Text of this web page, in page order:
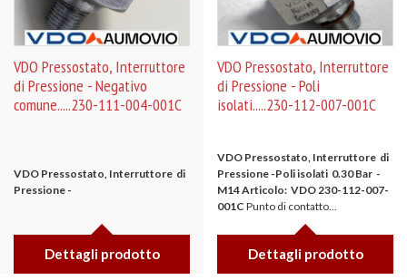
VDO Pressostato, Interruttore
di Pressione - Negativo
comune.....230-111-004-001C
VDO Pressostato, Interruttore di
Pressione -
Dettagli prodotto
VDO Pressostato, Interruttore
di Pressione - Poli
isolati.....230-112-007-001C
VDO Pressostato, Interruttore di
Pressione -Poli isolati 0.30 Bar -
M14Articolo: VDO 230-112-007-
001C Punto di contatto...
Dettagli prodotto